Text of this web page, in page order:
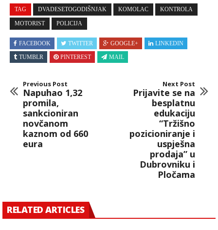
TAG DVADESETOGODIŠNJAK KOMOLAC KONTROLA
MOTORIST POLICIJA
FACEBOOK TWITTER GOOGLE+
LINKEDIN
TUMBLR
PINTEREST MAIL
Previous Post
Napuhao 1,32
promila,
sankcioniran
novčanom
kaznom od 660
eura
Next Post
Prijavite se na
besplatnu
edukaciju
“Tržišno
pozicioniranje i
uspješna
prodaja” u
Dubrovniku i
Pločama
RELATED ARTICLES